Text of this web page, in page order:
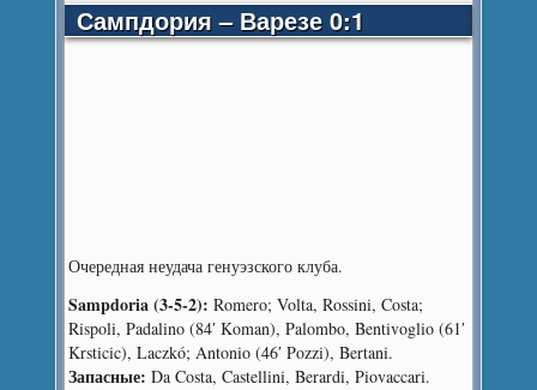
Сампдория – Варезе 0:1
Очередная неудача генуэзского клуба.
Sampdoria (3-5-2): Romero; Volta, Rossini, Costa;
Rispoli, Padalino (84′ Koman), Palombo, Bentivoglio (61′
Krsticic), Laczkó; Antonio (46′ Pozzi), Bertani.
Запасные:Da Costa, Castellini, Berardi, Piovaccari.